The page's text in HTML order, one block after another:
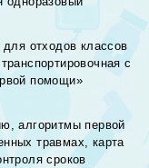
отходов классов
с
помощи»
алгоритмы первой
травмах, карта
сроков